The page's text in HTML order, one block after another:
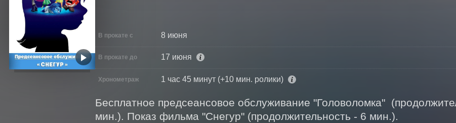
В прокате с 8 июня
В прокате до 17 июня
Хронометраж 1 час 45 минут (+10 мин. ролики)
Бесплатное предсеансовое обслуживание "Головоломка"
мин.). Показ фильма "Снегур" (продолжительность - 6 мин.).